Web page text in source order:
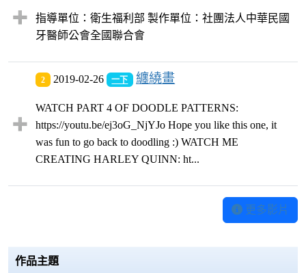
指導單位：衛生福利部 製作單位：社團法人中華民國
牙醫師公會全國聯合會
2 2019-02-26 一下 纏繞畫
WATCH PART 4 OF DOODLE PATTERNS:
https://youtu.be/ej3oG_NjYJo Hope you like this one, it
was fun to go back to doodling :) WATCH ME
CREATING HARLEY QUINN: ht...
更多影片
作品主題